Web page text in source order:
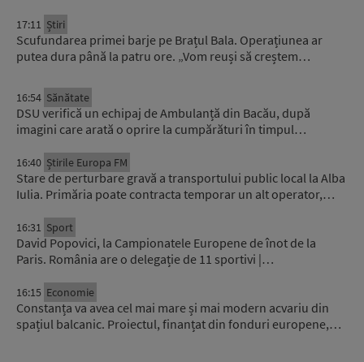
17:11 Știri
Scufundarea primei barje pe Brațul Bala. Operațiunea ar
putea dura până la patru ore. „Vom reuși să creștem…
16:54 Sănătate
DSU verifică un echipaj de Ambulanță din Bacău, după
imagini care arată o oprire la cumpărături în timpul…
16:40 Știrile Europa FM
Stare de perturbare gravă a transportului public local la Alba
Iulia. Primăria poate contracta temporar un alt operator,…
16:31 Sport
David Popovici, la Campionatele Europene de înot de la
Paris. România are o delegație de 11 sportivi |…
16:15 Economie
Constanța va avea cel mai mare și mai modern acvariu din
spațiul balcanic. Proiectul, finanțat din fonduri europene,…